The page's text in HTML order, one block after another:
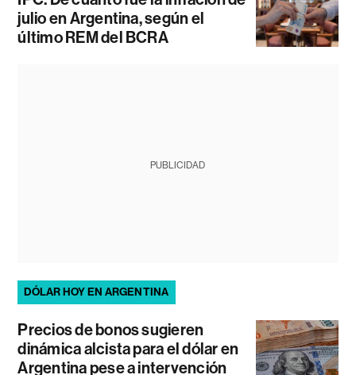
julio en Argentina, según el
último REM del BCRA
PUBLICIDAD
DÓLAR HOY EN ARGENTINA
Precios de bonos sugieren
dinámica alcista para el dólar en
Argentina pese a intervención